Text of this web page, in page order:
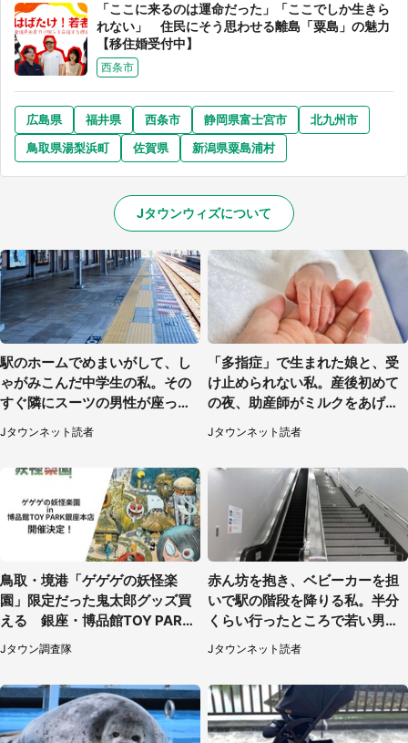
選択する
「ここに来るのは運命だった」「ここでしか生きら
れない」 住民にそう思わせる離島「粟島」の魅力
【移住婚受付中】
西条市
広島県 福井県 西条市 静岡県富士宮市
北九州市
鳥取県湯梨浜町
佐賀県 新潟県粟島浦村
Jタウンウィズについて
駅のホームでめまいがして、し
ゃがみこんだ中学生の私。その
すぐ隣にスーツの男性が座って
きて（千葉県・20代女性）
Jタウンネット読者
「多指症」で生まれた娘と、受
け止められない私。産後初めて
の夜、助産師がミルクをあげて
るのを見て...（静岡県・20代女
性）
Jタウンネット読者
鳥取・境港「ゲゲゲの妖怪楽
園」限定だった鬼太郎グッズ買
える 銀座・博品館TOY PARK
へ急げ【8／8～31】
Jタウン調査隊
赤ん坊を抱き、ベビーカーを担
いで駅の階段を降りる私。半分
くらい行ったところで若い男性
が...（埼玉県・50代女性）
Jタウンネット読者